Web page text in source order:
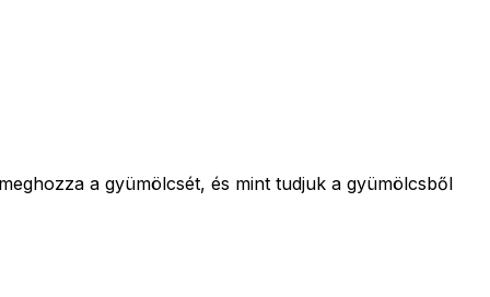
a gyümölcsét, és mint tudjuk a gyümölcsből